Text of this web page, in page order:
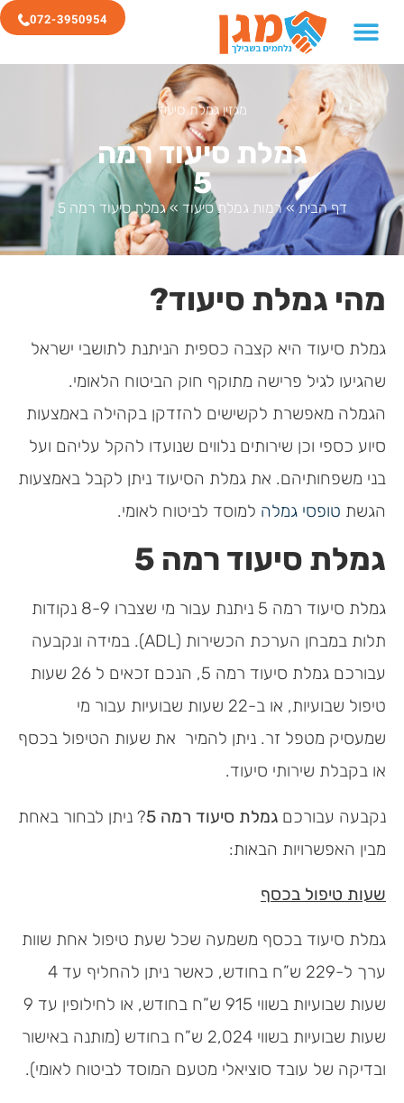
072-3950954
מגזין גמלת סיעוד
גמלת סיעוד רמה
5
דף הבית»רמות גמלת סיעוד »גמלת סיעוד רמה 5
מהי גמלת סיעוד?
גמלת סיעוד היא קצבה כספית הניתנת לתושבי ישראל
שהגיעו לגיל פרישה מתוקף חוק הביטוח הלאומי.
הגמלה מאפשרת לקשישים להזדקן בקהילה באמצעות
סיוע כספי וכן שירותים נלווים שנועדו להקל עליהם ועל
בני משפחותיהם. את גמלת הסיעוד ניתן לקבל באמצעות
הגשת טופסי גמלה למוסד לביטוח לאומי.
גמלת סיעוד רמה 5
גמלת סיעוד רמה 5 ניתנת עבור מי שצברו 8-9 נקודות
תלות במבחן הערכת הכשירות (ADL). במידה ונקבעה
עבורכם גמלת סיעוד רמה 5, הנכם זכאים ל 26 שעות
טיפול שבועיות, או ב-22 שעות שבועיות עבור מי
שמעסיק מטפל זר. ניתן להמיר את שעות הטיפול בכסף
או בקבלת שירותי סיעוד.
נקבעה עבורכם גמלת סיעוד רמה 5
? ניתן לבחור באחת
מבין האפשרויות הבאות:
שעות טיפול בכסף
גמלת סיעוד בכסף משמעה שכל שעת טיפול אחת שוות
ערך ל-229 ש”ח בחודש, כאשר ניתן להחליף עד 4
שעות שבועיות בשווי 915 ש”ח בחודש, או לחילופין עד 9
שעות שבועיות בשווי 2,024 ש”ח בחודש (מותנה באישור
ובדיקה של עובד סוציאלי מטעם המוסד לביטוח לאומי).